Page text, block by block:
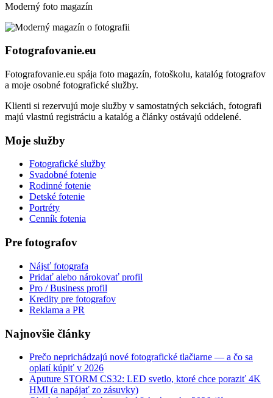
Moderný foto magazín
Fotografovanie.eu
Fotografovanie.eu spája foto magazín, fotoškolu, katalóg fotografov
a moje osobné fotografické služby.
Klienti si rezervujú moje služby v samostatných sekciách, fotografi
majú vlastnú registráciu a katalóg a články ostávajú oddelené.
Moje služby
Fotografické služby
Svadobné fotenie
Rodinné fotenie
Detské fotenie
Portréty
Cenník fotenia
Pre fotografov
Nájsť fotografa
Pridať alebo nárokovať profil
Pro / Business profil
Kredity pre fotografov
Reklama a PR
Najnovšie články
Prečo neprichádzajú nové fotografické tlačiarne — a čo sa
oplatí kúpiť v 2026
Aputure STORM CS32: LED svetlo, ktoré chce poraziť 4K
HMI (a napájať zo zásuvky)